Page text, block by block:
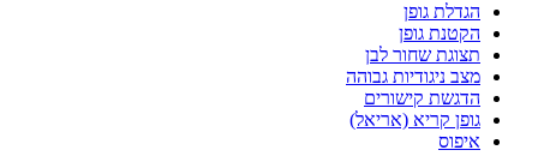
הגדלת גופן
הקטנת גופן
תצוגת שחור לבן
מצב ניגודיות גבוהה
הדגשת קישורים
גופן קריא (אריאל)
איפוס